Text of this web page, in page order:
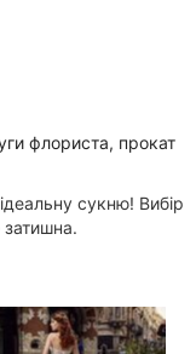
флориста, прокат
сукню! Вибір